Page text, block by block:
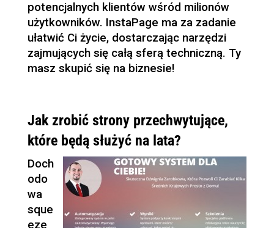
potencjalnych klientów wśród milionów
użytkowników. InstaPage ma za zadanie
ułatwić Ci życie, dostarczając narzędzi
zajmujących się całą sferą techniczną. Ty
masz skupić się na biznesie!
Jak zrobić strony przechwytujące,
które będą służyć na lata?
Doch
odo
wa
sque
eze